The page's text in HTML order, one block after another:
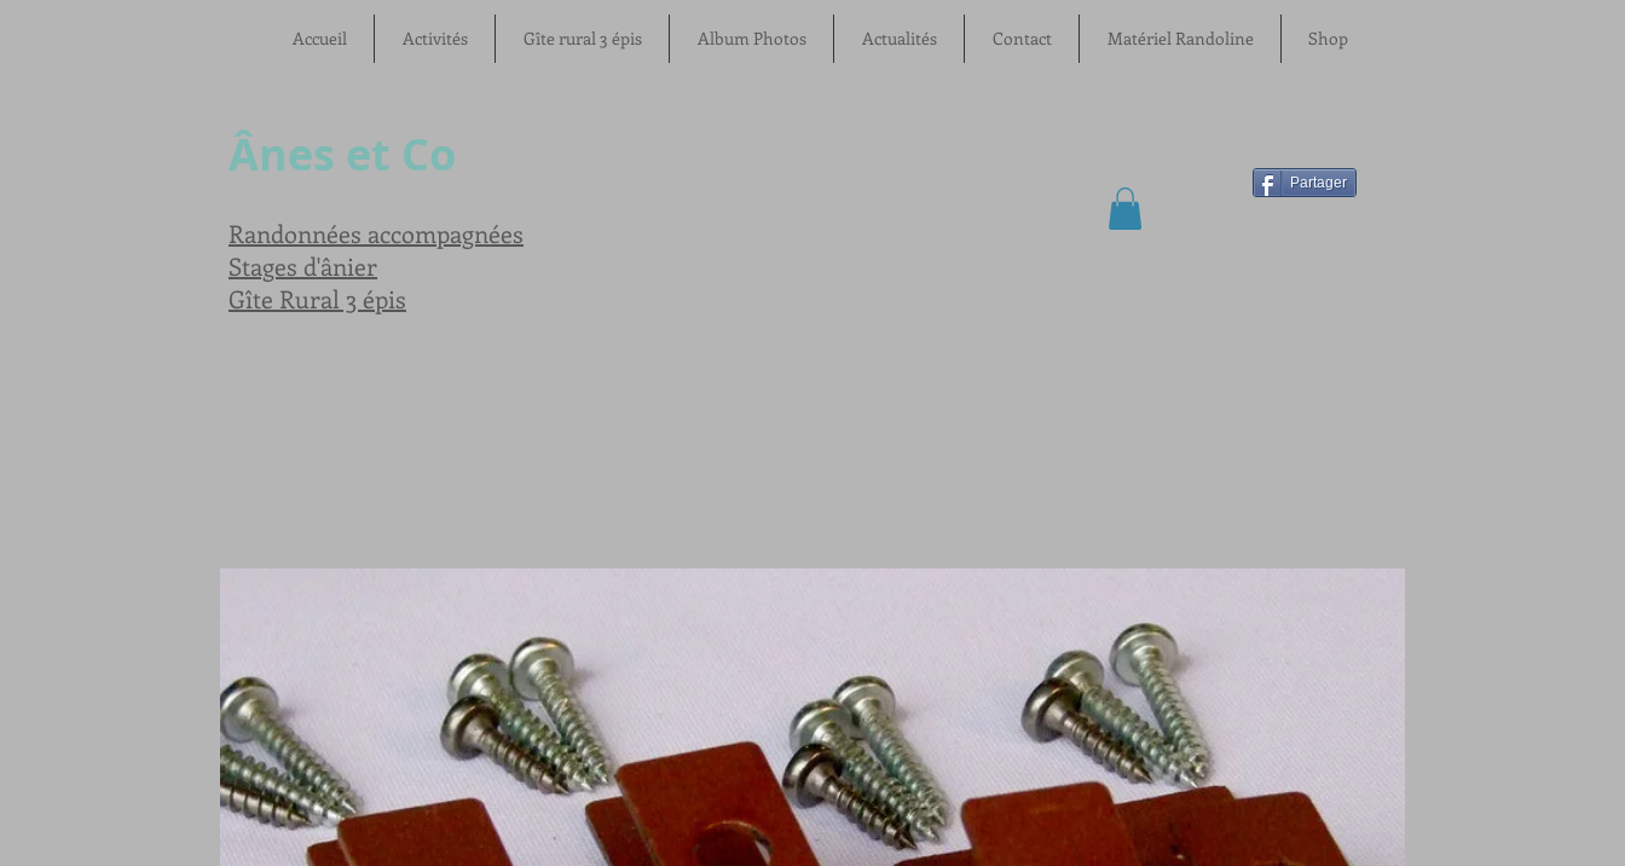
Accueil Activités Gîte rural 3 épis Album Photos Actualités Contact Matériel Randoline Shop
Ânes et Co
Randonnées accompagnées
Stages d'ânier
Gîte Rural 3 épis
Partager